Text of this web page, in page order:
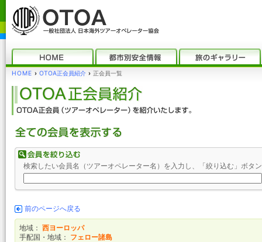
HOME › OTOA正会員紹介 › 正会員一覧
検索したい会員名（ツアーオペレーター名）を入力し、「絞り込む」ボタ
前のページへ戻る
地域： 西ヨーロッパ
手配国・地域： フェロー諸島